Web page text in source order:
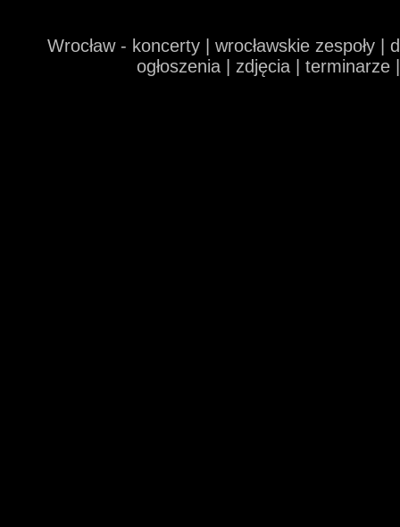
Wrocław - koncerty | wrocławskie zespoły
ogłoszenia | zdjęcia |